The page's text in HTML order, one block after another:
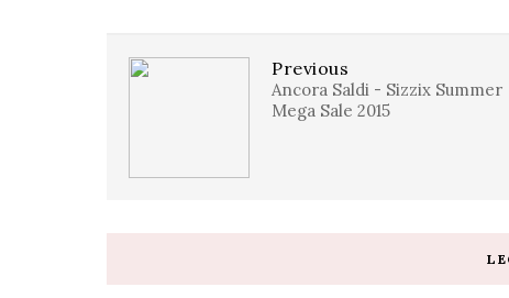
Previous
Ancora Saldi - Sizzix Summer
Mega Sale 2015